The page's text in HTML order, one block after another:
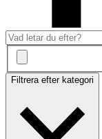
Filtrera efter kategori